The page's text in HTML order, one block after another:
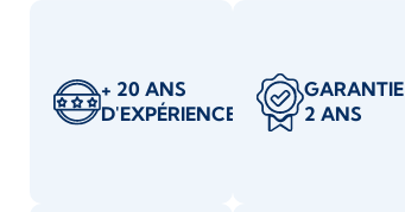
+ 20 ANS
D'EXPÉRIENCE
GARANTIE
2 ANS